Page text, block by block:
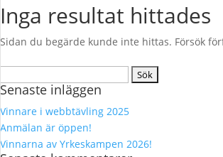
Inga resultat hittades
Sidan du begärde kunde inte hittas. Försök
efter:
Senaste inläggen
Vinnare i webbtävling 2025
Anmälan är öppen!
Vinnarna av Yrkeskampen 2026!